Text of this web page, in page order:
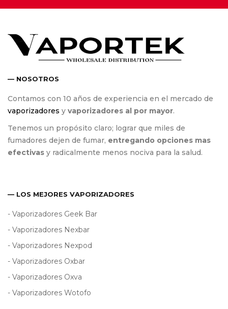
— NOSOTROS
Contamos con 10 años de experiencia en el mercado de
vaporizadores y vaporizadores al por mayor.
Tenemos un propósito claro; lograr que miles de
fumadores dejen de fumar, entregando opciones mas
efectivas y radicalmente menos nociva para la salud.
— LOS MEJORES VAPORIZADORES
- Vaporizadores Geek Bar
- Vaporizadores Nexbar
- Vaporizadores Nexpod
- Vaporizadores Oxbar
- Vaporizadores Oxva
- Vaporizadores Wotofo